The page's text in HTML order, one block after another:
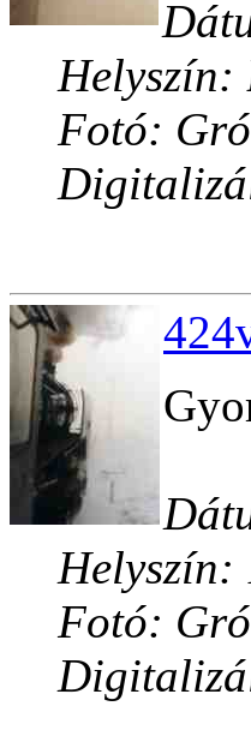
Helyszín:
Fotó:
Helyszín:
Fotó: